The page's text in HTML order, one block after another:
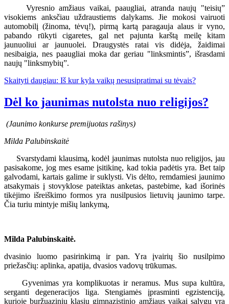
Vyresnio amžiaus vaikai, paaugliai, atranda naujų "teisių”
visokiems anksčiau uždraustiems dalykams. Jie mokosi vairuoti
automobilį (žinoma, tėvų!), pirmą kartą paragauja alaus ir vyno,
pabando rūkyti cigaretes, gal net pajunta karštą meilę kitam
jaunuoliui ar jaunuolei. Draugystės ratai vis didėja, žaidimai
nesibaigia, nes paaugliai moka dar geriau "linksmintis”, išrasdami
naujų "linksmybių”.
Skaityti daugiau: Iš kur kyla vaikų nesusipratimai su tėvais?
Dėl ko jaunimas nutolsta nuo religijos?
(Jaunimo konkurse premijuotas rašinys)
Milda Palubinskaitė
Svarstydami klausimą, kodėl jaunimas nutolsta nuo religijos, jau
pasisakome, jog mes esame įsitikinę, kad tokia padėtis yra. Bet taip
galvodami, kartais galime ir suklysti. Vis dėlto, remdamiesi jaunimo
atsakymais į stovyklose pateiktas anketas, pastebime, kad išorinės
tikėjimo išreiškimo formos yra nusilpusios lietuvių jaunimo tarpe.
Čia turiu mintyje mišių lankymą,
Milda Palubinskaitė.
dvasinio luomo pasirinkimą ir pan. Yra įvairių šio nusilpimo
priežasčių: aplinka, apatija, dvasios vadovų trūkumas.
Gyvenimas yra komplikuotas ir neramus. Mus supa kultūra,
serganti degeneracijos liga. Stengiamės įprasminti egzistenciją,
kurioje buržuazinių klasių gimnazistinio amžiaus vaikai sąlygų yra